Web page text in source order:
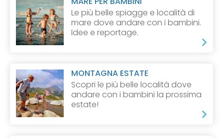
Le più belle spiagge e località di
mare dove andare con i bambini.
Idee e reportage.
MONTAGNA ESTATE
Scopri le più belle località dove
andare con i bambini la prossima
estate!